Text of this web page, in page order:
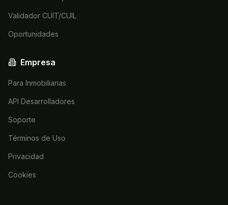
Validador CUIT/CUIL
Oportunidades
Empresa
Para Inmobiliarias
API Desarrolladores
Soporte
Términos de Uso
Privacidad
Cookies